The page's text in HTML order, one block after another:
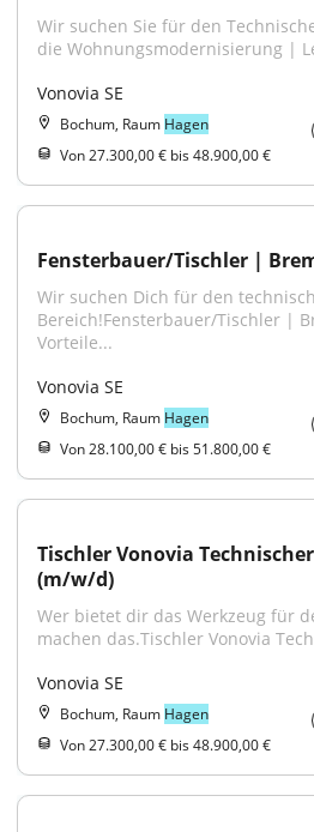
Wir suchen Sie für den
die Wohnungsmodernisierung |
Vonovia SE
Bochum, Raum Hagen
Von 27.300,00 € bis 48.900,00 €
Fensterbauer/Tischler |
Wir suchen Dich für den
Bereich!Fensterbauer/Tischler |
Vorteile...
Vonovia SE
Bochum, Raum Hagen
Von 28.100,00 € bis 51.800,00 €
Tischler Vonovia
(m/w/d)
Wer bietet dir das Werkzeug für
machen das.Tischler Vonovia
Vonovia SE
Bochum, Raum Hagen
Von 27.300,00 € bis 48.900,00 €